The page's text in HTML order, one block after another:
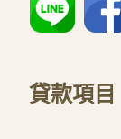
貸款項目